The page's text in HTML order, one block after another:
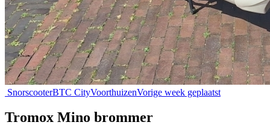
SnorscooterBTC CityVoorthuizenVorige week geplaatst
Tromox Mino brommer